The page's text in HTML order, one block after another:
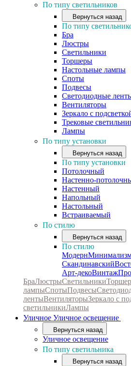
По типу светильников
Вернуться назад
По типу
Бра
Люстры
Светильники
Торшеры
Настольные лампы
Споты
Подвесы
Светодиодные
Вентиляторы
Зеркало с
Трековые
Лампы
По типу установки
Вернуться назад
По типу установки
Потолочный
Настенно-
Настенный
Напольный
Настольный
Встраиваемый
По стилю
Вернуться назад
По стилю
Модерн
Скандинавский
Арт-декоВинтаж
БраЛюстрыСветильники
лампыСпотыПодвесы
лентыВентиляторыЗеркало с
светильникиЛампы
Уличное Уличное освещение
Вернуться назад
Уличное освещение
По типу светильника
Вернуться назад